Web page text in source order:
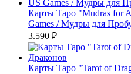
Карты Таро "Mudras for
Games / Мудры для
3.590 ₽
Карты Таро "Tarot of